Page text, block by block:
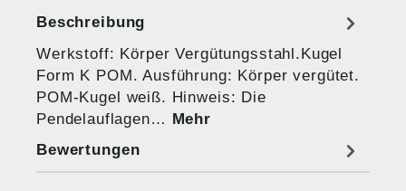
Beschreibung
Werkstoff: Körper Vergütungsstahl.Kugel
Form K POM. Ausführung: Körper vergütet.
POM-Kugel weiß. Hinweis: Die
Pendelauflagen… Mehr
Bewertungen